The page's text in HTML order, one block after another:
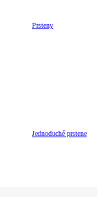
Prsteny
Jednoduché prstene